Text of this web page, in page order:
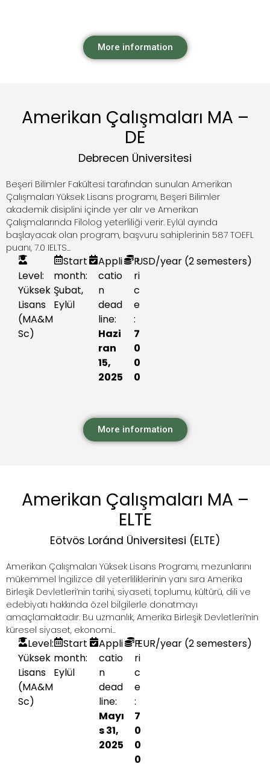
More information
Amerikan Çalışmaları MA –
DE
Debrecen Üniversitesi
Beşeri Bilimler Fakültesi tarafından sunulan Amerikan
Çalışmaları Yüksek Lisans programı, Beşeri Bilimler
akademik disiplini içinde yer alır ve Amerikan
Çalışmalarında Filolog yeterliliği verir. Eylül ayında
başlayacak olan program, başvuru sahiplerinin 587 TOEFL
puanı, 7.0 IELTS...
Level:
Yüksek
Lisans
(MA&M
Sc)
Start
month:
Şubat,
Eylül
Appli
catio
n
dead
line:
Hazi
ran
15,
2025
P
ri
c
e
:
7
0
0
0
USD/year (2 semesters)
More information
Amerikan Çalışmaları MA –
ELTE
Eötvös Loránd Üniversitesi (ELTE)
Amerikan Çalışmaları Yüksek Lisans Programı, mezunlarını
mükemmel İngilizce dil yeterliliklerinin yanı sıra Amerika
Birleşik Devletleri’nin tarihi, siyaseti, toplumu, kültürü, dili ve
edebiyatı hakkında özel bilgilerle donatmayı
amaçlamaktadır. Bu uzmanlık, Amerika Birleşik Devletleri’nin
küresel siyaset, ekonomi...
Level:
Yüksek
Lisans
(MA&M
Sc)
Start
month:
Eylül
Appli
catio
n
dead
line:
Mayı
s 31,
2025
P
ri
c
e
:
7
0
0
0
EUR/year (2 semesters)